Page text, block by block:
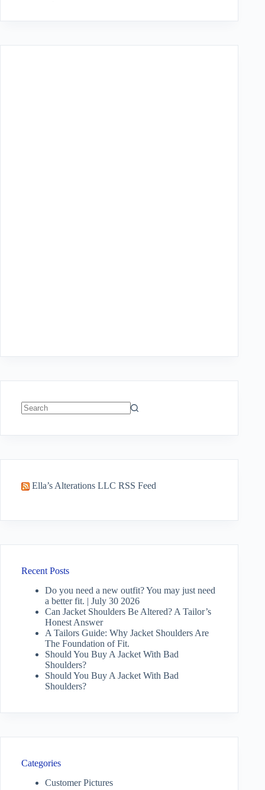
Ella’s Alterations LLC RSS Feed
Recent Posts
Do you need a new outfit? You may just need
a better fit. | July 30 2026
Can Jacket Shoulders Be Altered? A Tailor’s
Honest Answer
A Tailors Guide: Why Jacket Shoulders Are
The Foundation of Fit.
Should You Buy A Jacket With Bad
Shoulders?
Should You Buy A Jacket With Bad
Shoulders?
Categories
Customer Pictures